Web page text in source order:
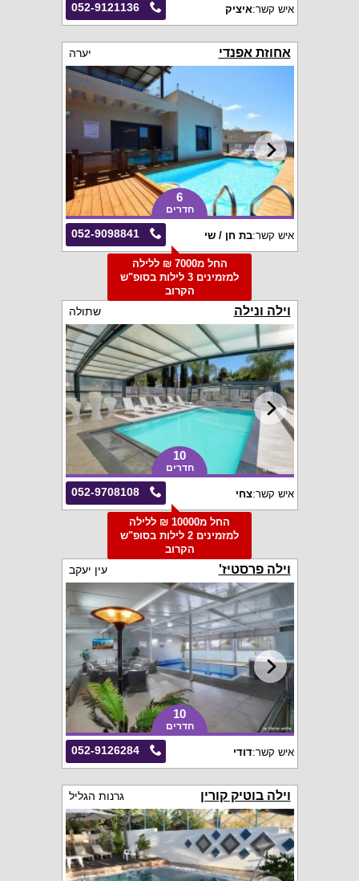
052-9121136 איש קשר:איציק
אחוזת אפנדי יערה
6
חדרים
052-9098841 איש קשר:בת חן / שי
החל מ7000 ₪ ללילה
למזמינים 3 לילות בסופ"ש
הקרוב
וילה ונילה שתולה
10
חדרים
052-9708108 איש קשר:צחי
החל מ10000 ₪ ללילה
למזמינים 2 לילות בסופ"ש
הקרוב
וילה פרסטיז' עין יעקב
10
חדרים
052-9126284 איש קשר:דודי
וילה בוטיק קורין גרנות הגליל